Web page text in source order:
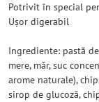
Potrivit în special
Ușor digerabil
Ingrediente: pastă
mere, măr, suc
arome naturale),
sirop de glucoză,